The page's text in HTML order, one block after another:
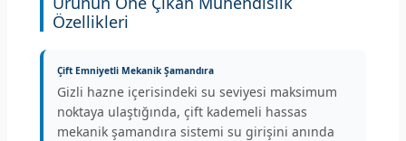
Özellikleri
Çift Emniyetli Mekanik Şamandıra
Gizli hazne içerisindeki su seviyesi maksimum
noktaya ulaştığında, çift kademeli hassas
mekanik şamandıra sistemi su girişini anında